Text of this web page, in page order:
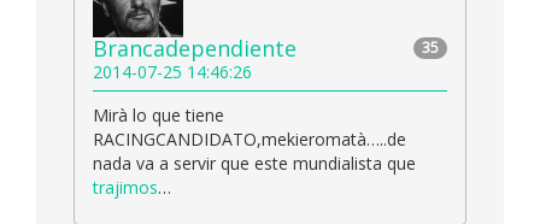
35
Brancadependiente
2014-07-25 14:46:26
Mirà lo que tiene
RACINGCANDIDATO,mekieromatà…..de
nada va a servir que este mundialista que
trajimos…